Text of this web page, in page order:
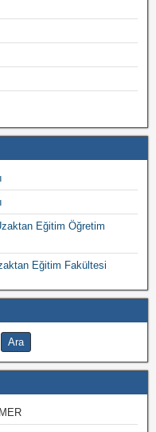
Eğitim Öğretim
Eğitim Fakültesi